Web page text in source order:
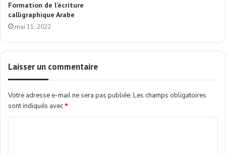
Formation de l’écriture
calligraphique Arabe
mai 11, 2022
Laisser un commentaire
Votre adresse e-mail ne sera pas publiée. Les champs obligatoires
sont indiqués avec *